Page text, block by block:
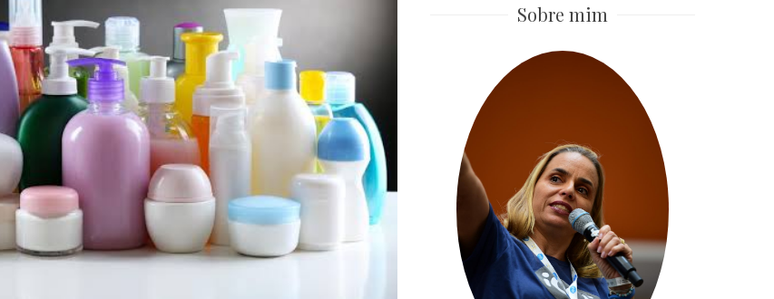
Sobre mim